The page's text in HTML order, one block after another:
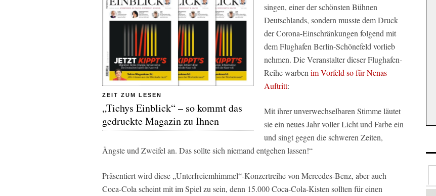
ZEIT ZUM LESEN
„Tichys Einblick“ – so kommt das
gedruckte Magazin zu Ihnen
singen, einer der schönsten Bühnen
Deutschlands, sondern musste dem Druck
der Corona-Einschränkungen folgend mit
dem Flughafen Berlin-Schönefeld vorlieb
nehmen. Die Veranstalter dieser Flughafen-
Reihe warben im Vorfeld so für Nenas
Auftritt:
Mit ihrer unverwechselbaren Stimme läutet
sie ein neues Jahr voller Licht und Farbe ein
und singt gegen die schweren Zeiten,
Ängste und Zweifel an. Das sollte sich niemand entgehen lassen!“
Präsentiert wird diese „Unterfreiemhimmel“-Konzertreihe von Mercedes-Benz, aber auch
Coca-Cola scheint mit im Spiel zu sein, denn 15.000 Coca-Cola-Kisten sollten für einen